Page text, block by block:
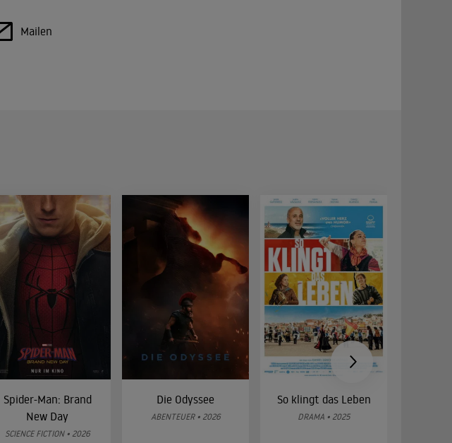
Mailen
Spider-Man: Brand
New Day
SCIENCE FICTION • 2026
Die Odyssee
ABENTEUER • 2026
So klingt das Leben
DRAMA • 2025